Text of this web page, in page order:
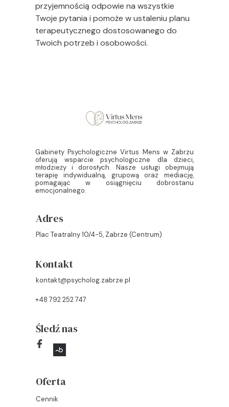
przyjemnością odpowie na wszystkie
Twoje pytania i pomoże w ustaleniu planu
terapeutycznego dostosowanego do
Twoich potrzeb i osobowości.
Gabinety Psychologiczne Virtus Mens w Zabrzu
oferują wsparcie psychologiczne dla dzieci,
młodzieży i dorosłych. Nasze usługi obejmują
terapię indywidualną, grupową oraz mediację,
pomagając w osiągnięciu dobrostanu
emocjonalnego.
Śledź nas
Oferta
Cennik
Adres
Plac Teatralny 10/4-5, Zabrze (Centrum)
Kontakt
+48 792 252 747
kontakt@psycholog.zabrze.pl